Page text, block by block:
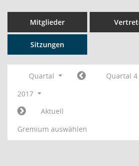
Mitglieder
Sitzungen
Quartal
Quartal 4
2017
Aktuell
Gremium auswählen